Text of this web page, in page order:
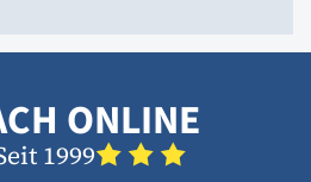
ONLINE
1999